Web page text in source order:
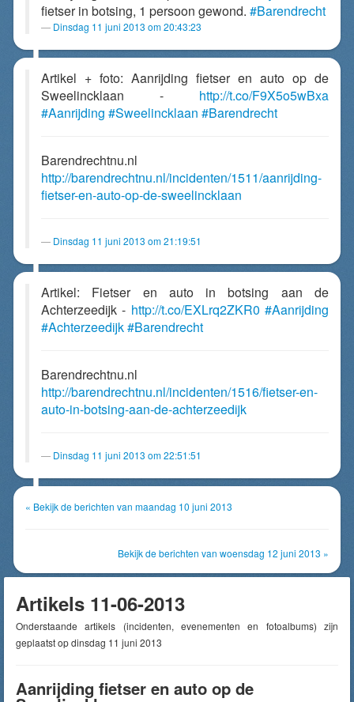
fietser in botsing, 1 persoon gewond. #Barendrecht
Dinsdag 11 juni 2013 om 20:43:23
Artikel + foto: Aanrijding fietser en auto op de
Sweelincklaan - http://t.co/F9X5o5wBxa
#Aanrijding #Sweelincklaan #Barendrecht
Barendrechtnu.nl
http://barendrechtnu.nl/incidenten/1511/aanrijding-
fietser-en-auto-op-de-sweelincklaan
Dinsdag 11 juni 2013 om 21:19:51
Artikel: Fietser en auto in botsing aan de
Achterzeedijk - http://t.co/EXLrq2ZKR0 #Aanrijding
#Achterzeedijk#Barendrecht
Barendrechtnu.nl
http://barendrechtnu.nl/incidenten/1516/fietser-en-
auto-in-botsing-aan-de-achterzeedijk
Dinsdag 11 juni 2013 om 22:51:51
« Bekijk de berichten van maandag 10 juni 2013
Bekijk de berichten van woensdag 12 juni 2013 »
Artikels 11-06-2013
Onderstaande artikels (incidenten, evenementen en fotoalbums) zijn
geplaatst op dinsdag 11 juni 2013
Aanrijding fietser en auto op de